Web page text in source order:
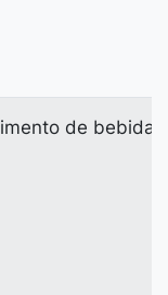
de bebidas